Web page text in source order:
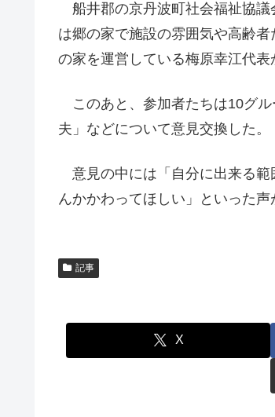
船井郡の京丹波町社会福祉協議
は郷の家で施設の雰囲気や高齢
の家を運営している梅原幸江代表
このあと、参加者たちは10グル
夫」などについて意見交換した。
意見の中には「自分に出来る範
んかかわってほしい」といった声
記事
X